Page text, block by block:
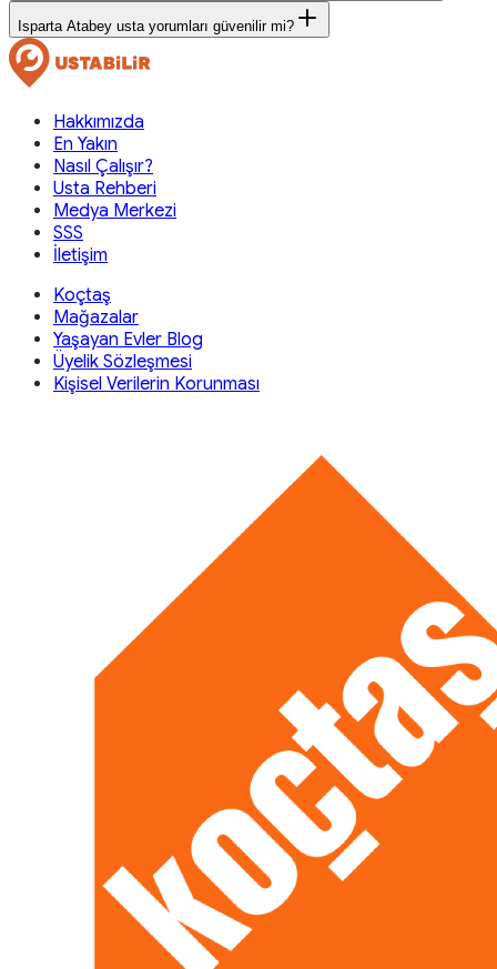
Isparta Atabey usta yorumları güvenilir mi?
Hakkımızda
En Yakın
Nasıl Çalışır?
Usta Rehberi
Medya Merkezi
SSS
İletişim
Koçtaş
Mağazalar
Yaşayan Evler Blog
Üyelik Sözleşmesi
Kişisel Verilerin Korunması